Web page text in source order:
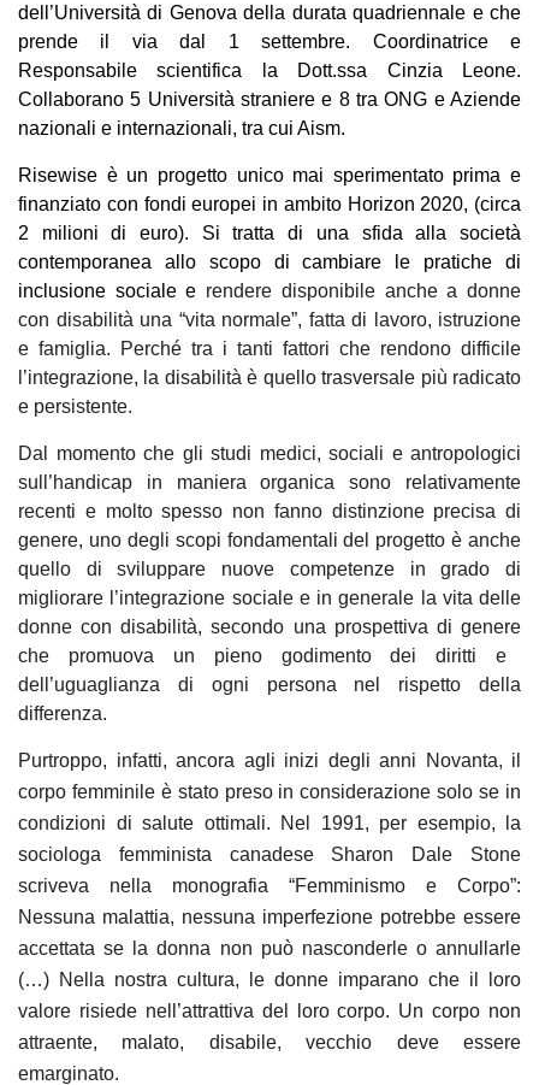
dell’Università di Genovadella durata quadriennale e che
prende il via dal 1 settembre. Coordinatrice e
Responsabile scientifica la
Dott.ssa Cinzia Leone.
Collaborano 5 Università straniere e 8 tra ONG e Aziende
nazionali e internazionali, tra cui Aism.
Risewise è un progetto unico mai sperimentatoprima e
finanziato con fondi europei in ambito Horizon 2020, (circa
2 milioni di euro). Si tratta di una sfida alla società
contemporanea allo scopo di cambiare le pratiche di
inclusione socialee rendere disponibile anche a donne
con disabilità una “vita normale”, fatta di lavoro, istruzione
e famiglia. Perché tra i tanti fattori che rendono difficile
l’integrazione, la disabilità è quello trasversale più radicato
e persistente.
Dal momento che gli studi medici, sociali e antropologici
sull’handicap in maniera organica sono relativamente
recenti e molto spesso non fanno distinzione precisa di
genere, uno degli scopi fondamentali del progetto è anche
quello di sviluppare nuove competenze in grado di
migliorare l’integrazione sociale e in generale la vita delle
donne con disabilità, secondo una prospettiva di genere
che promuova un pieno godimento dei diritti e
dell’uguaglianza di ogni persona nel rispetto della
differenza.
Purtroppo, infatti, ancora agli inizi degli anni Novanta, il
corpo femminile è stato preso in considerazione solo se in
condizioni di salute ottimali. Nel 1991, per esempio, la
sociologa femminista canadese Sharon Dale Stone
scriveva nella monografia “Femminismo e Corpo”:
Nessuna malattia, nessuna imperfezione potrebbe essere
accettata se la donna non può nasconderle o annullarle
(…) Nella nostra cultura, le donne imparano che il loro
valore risiede nell’attrattiva del loro corpo. Un corpo non
attraente, malato, disabile, vecchio deve essere
emarginato.